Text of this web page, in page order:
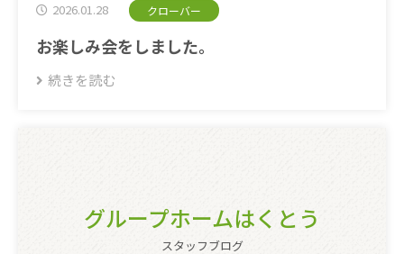
2026.01.28 クローバー
お楽しみ会をしました。
続きを読む
グループホームはくとう
スタッフブログ